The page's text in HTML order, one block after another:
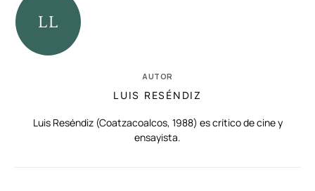
AUTOR
LUIS RESÉNDIZ
Luis Reséndiz (Coatzacoalcos, 1988) es crítico de cine y
ensayista.